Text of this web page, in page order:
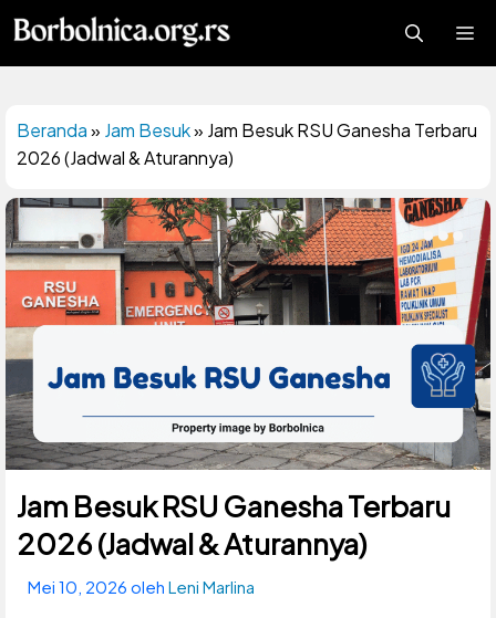
Langsung
ke
isi
Beranda» Jam Besuk» Jam Besuk RSU Ganesha Terbaru
2026 (Jadwal & Aturannya)
Jam Besuk RSU Ganesha Terbaru
2026 (Jadwal & Aturannya)
Mei 10, 2026 oleh Leni Marlina